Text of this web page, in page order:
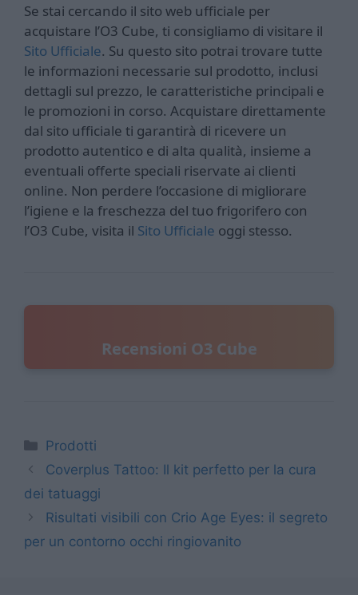
Se stai cercando il sito web ufficiale per
acquistare l’O3 Cube, ti consigliamo di visitare il
Sito Ufficiale. Su questo sito potrai trovare tutte
le informazioni necessarie sul prodotto, inclusi
dettagli sul prezzo, le caratteristiche principali e
le promozioni in corso. Acquistare direttamente
dal sito ufficiale ti garantirà di ricevere un
prodotto autentico e di alta qualità, insieme a
eventuali offerte speciali riservate ai clienti
online. Non perdere l’occasione di migliorare
l’igiene e la freschezza del tuo frigorifero con
l’O3 Cube, visita il Sito Ufficiale oggi stesso.
Recensioni O3 Cube
Categorie
Prodotti
Coverplus Tattoo: Il kit perfetto per la cura
dei tatuaggi
Risultati visibili con Crio Age Eyes: il segreto
per un contorno occhi ringiovanito